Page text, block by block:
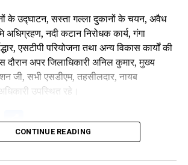
के उद्घाटन, सस्ता गल्ला दुकानों के चयन, अवैध
अधिग्रहण, नदी कटान निरोधक कार्य, गंगा
एसटीपी परियोजना तथा अन्य विकास कार्यों की
दौरान अपर जिलाधिकारी अनिल कुमार, मुख्य
जी, सभी एसडीएम, तहसीलदार, नायब
उपस्थित रहे।
Share
CONTINUE READING